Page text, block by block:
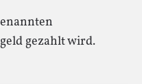
gezahlt wird.